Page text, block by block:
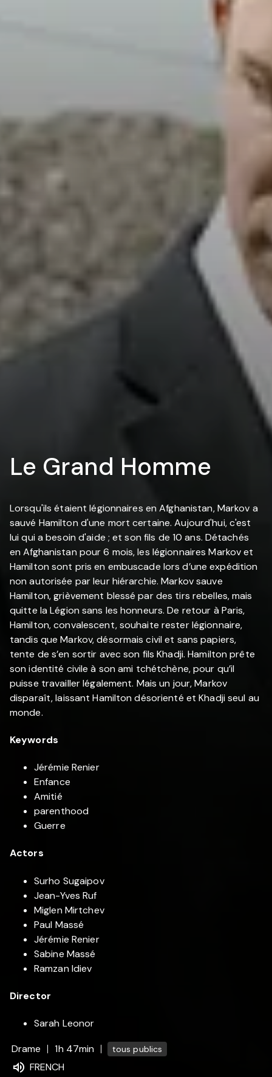
Le Grand Homme
Lorsqu'ils étaient légionnaires en Afghanistan, Markov a
sauvé Hamilton d'une mort certaine. Aujourd'hui, c'est
lui qui a besoin d'aide ; et son fils de 10 ans. Détachés
en Afghanistan pour 6 mois, les légionnaires Markov et
Hamilton sont pris en embuscade lors d’une expédition
non autorisée par leur hiérarchie. Markov sauve
Hamilton, grièvement blessé par des tirs rebelles, mais
quitte la Légion sans les honneurs. De retour à Paris,
Hamilton, convalescent, souhaite rester légionnaire,
tandis que Markov, désormais civil et sans papiers,
tente de s’en sortir avec son fils Khadji. Hamilton prête
son identité civile à son ami tchétchène, pour qu’il
puisse travailler légalement. Mais un jour, Markov
disparaît, laissant Hamilton désorienté et Khadji seul au
monde.
Keywords
Jérémie Renier
Enfance
Amitié
parenthood
Guerre
Actors
Surho Sugaipov
Jean-Yves Ruf
Miglen Mirtchev
Paul Massé
Jérémie Renier
Sabine Massé
Ramzan Idiev
Director
Sarah Leonor
Drame
1h 47min tous publics
FRENCH